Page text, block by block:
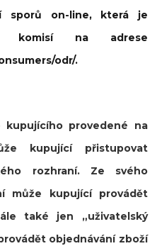
sporů on-line, která je
komisí na adrese
odr/.
kupujícího provedené na
kupující přistupovat
rozhraní. Ze svého
může kupující provádět
také jen „uživatelský
objednávání zboží